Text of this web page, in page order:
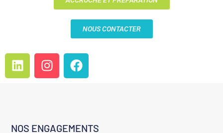
NOUS CONTACTER
NOS ENGAGEMENTS